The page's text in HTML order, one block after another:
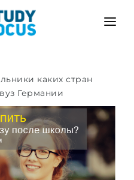
при вузе
каких стран
Германии